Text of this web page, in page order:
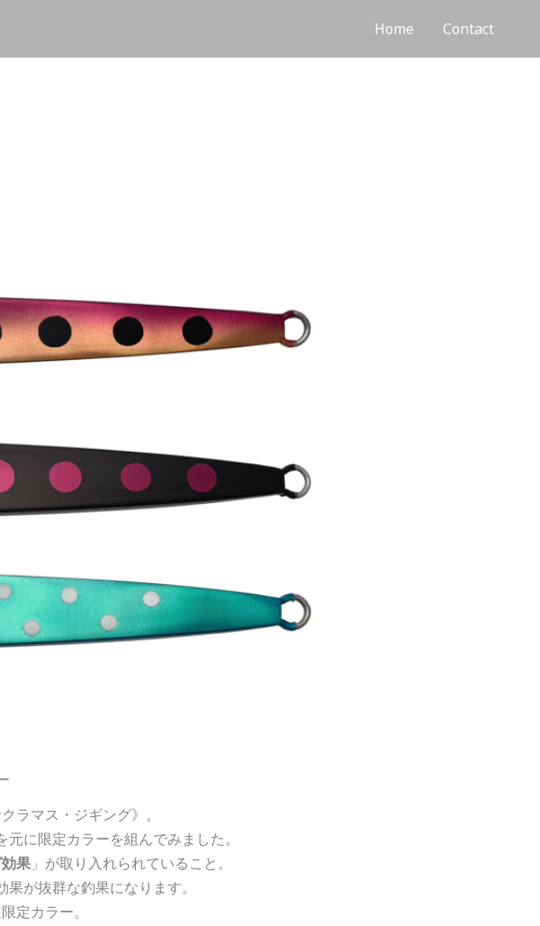
Home Contact
ラマス・ジギング》。
に限定カラーを組んでみました。
果 」が取り入れられていること。
が抜群な釣果になります。
定カラー。